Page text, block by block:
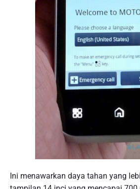
Ini menawarkan daya tahan yang